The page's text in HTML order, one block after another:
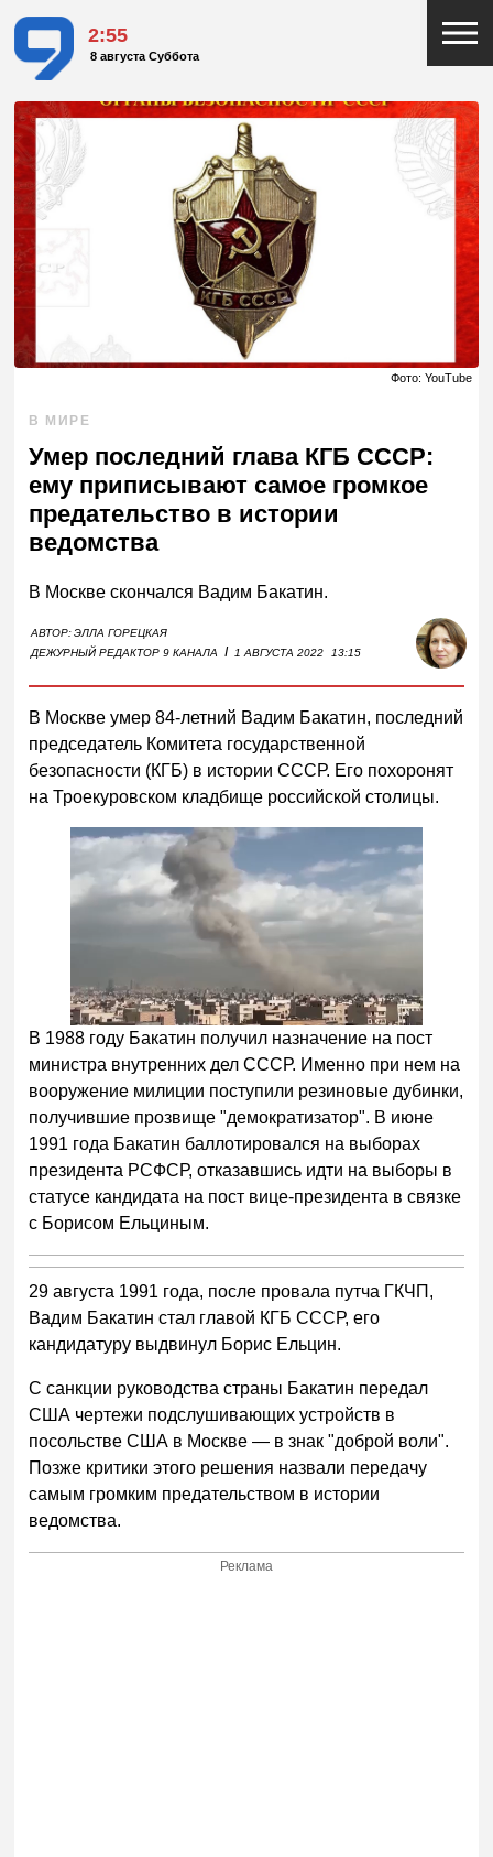
2:55
8 августа Суббота
Фото: YouTube
В МИРЕ
Умер последний глава КГБ СССР:
ему приписывают самое громкое
предательство в истории
ведомства
В Москве скончался Вадим Бакатин.
АВТОР:ЭЛЛА ГОРЕЦКАЯ
ДЕЖУРНЫЙ РЕДАКТОР 9 КАНАЛА
I 1 АВГУСТА 2022 13:15
В Москве умер 84-летний Вадим Бакатин, последний
председатель Комитета государственной
безопасности (КГБ) в истории СССР. Его похоронят
на Троекуровском кладбище российской столицы.
В 1988 году Бакатин получил назначение на пост
министра внутренних дел СССР. Именно при нем на
вооружение милиции поступили резиновые дубинки,
получившие прозвище "демократизатор". В июне
1991 года Бакатин баллотировался на выборах
президента РСФСР, отказавшись идти на выборы в
статусе кандидата на пост вице-президента в связке
с Борисом Ельциным.
29 августа 1991 года, после провала путча ГКЧП,
Вадим Бакатин стал главой КГБ СССР, его
кандидатуру выдвинул Борис Ельцин.
С санкции руководства страны Бакатин передал
США чертежи подслушивающих устройств в
посольстве США в Москве — в знак "доброй воли".
Позже критики этого решения назвали передачу
самым громким предательством в истории
ведомства.
Реклама